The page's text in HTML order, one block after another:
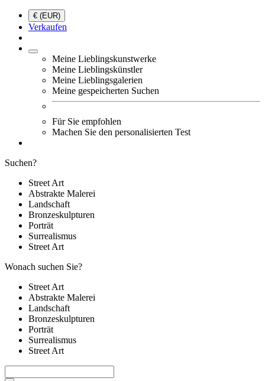
€ (EUR)
Verkaufen
Meine Lieblingskunstwerke
Meine Lieblingskünstler
Meine Lieblingsgalerien
Meine gespeicherten Suchen
Für Sie empfohlen
Machen Sie den personalisierten Test
Suchen?
Street Art
Abstrakte Malerei
Landschaft
Bronzeskulpturen
Porträt
Surrealismus
Street Art
Wonach suchen Sie?
Street Art
Abstrakte Malerei
Landschaft
Bronzeskulpturen
Porträt
Surrealismus
Street Art